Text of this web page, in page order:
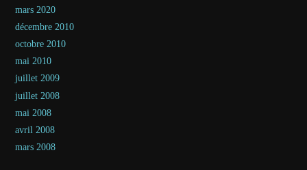
mars 2020
décembre 2010
octobre 2010
mai 2010
juillet 2009
juillet 2008
mai 2008
avril 2008
mars 2008